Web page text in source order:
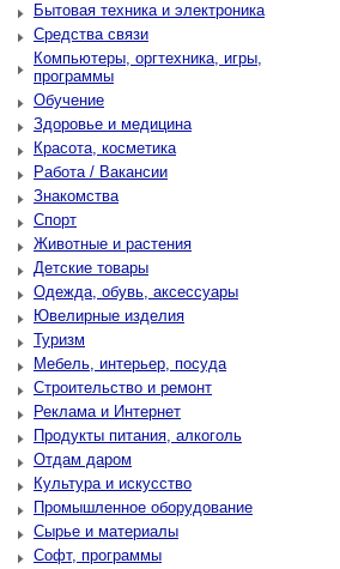
Бытовая техника и электроника
Средства связи
Компьютеры, оргтехника, игры,
программы
Обучение
Здоровье и медицина
Красота, косметика
Работа / Вакансии
Знакомства
Спорт
Животные и растения
Детские товары
Одежда, обувь, аксессуары
Ювелирные изделия
Туризм
Мебель, интерьер, посуда
Строительство и ремонт
Реклама и Интернет
Продукты питания, алкоголь
Отдам даром
Культура и искусство
Промышленное оборудование
Сырье и материалы
Софт, программы